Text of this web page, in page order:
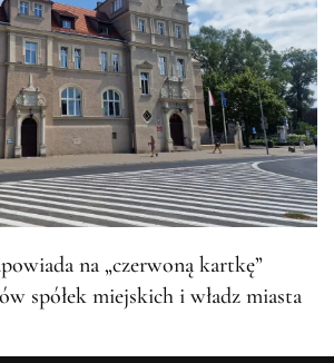
na „czerwoną kartkę”
spółek miejskich i władz miasta